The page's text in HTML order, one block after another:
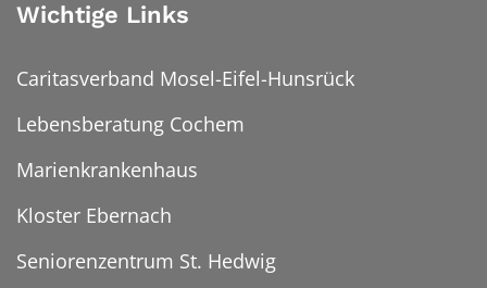
Wichtige Links
Caritasverband Mosel-Eifel-Hunsrück
Lebensberatung Cochem
Marienkrankenhaus
Kloster Ebernach
Seniorenzentrum St. Hedwig